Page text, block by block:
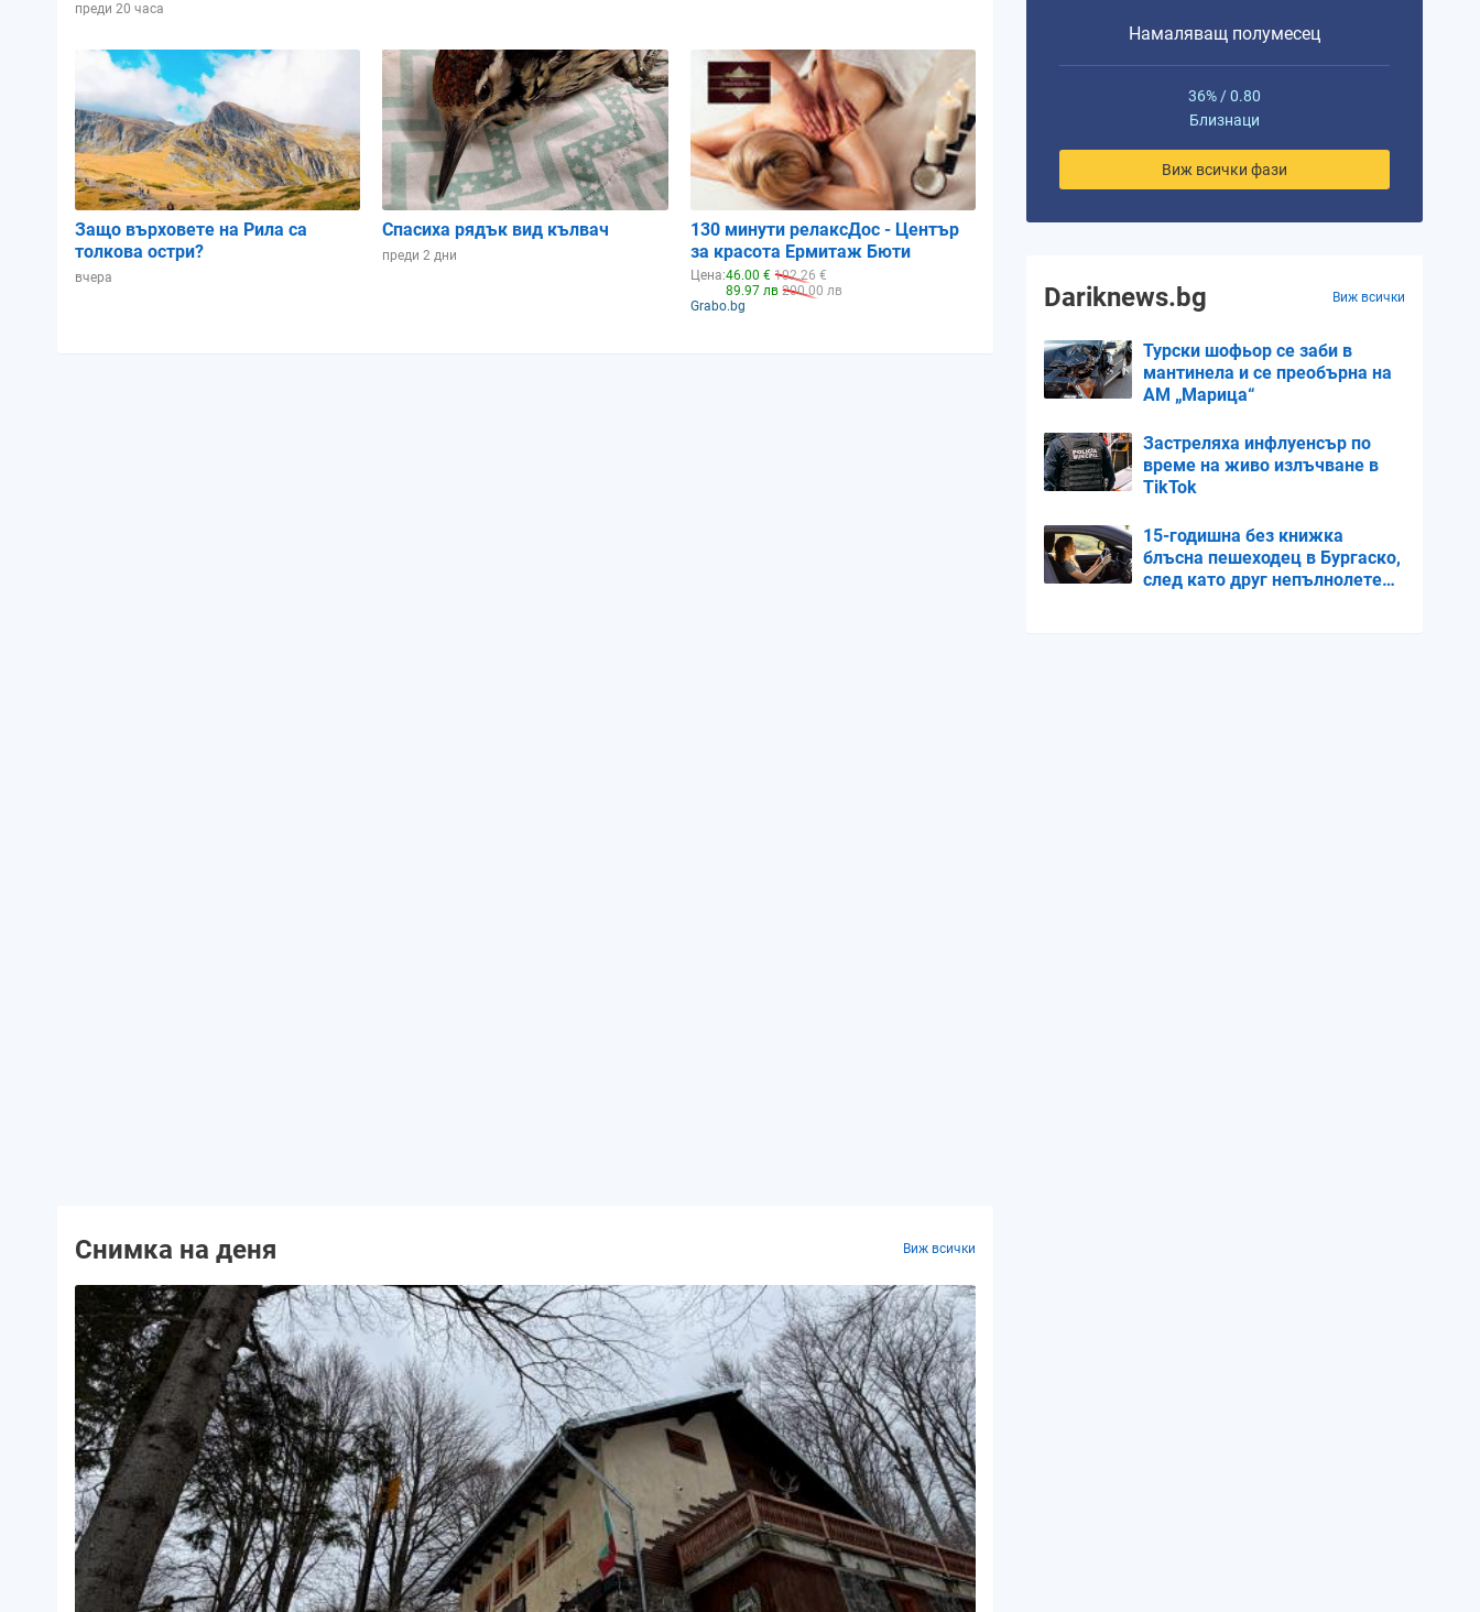
Позиция в лунен
цикъл:
0.83 0.87 0.91 0.95
Понеделник
преди 20 часа
Защо върховете на Рила са
толкова остри?
вчера
Спасиха рядък вид кълвач
преди 2 дни
130 минути релаксДос - Център
за красота Ермитаж Бюти
Цена:46.00 € 102.26 €
89.97 лв 200.00 лв
Grabo.bg
Снимка на деня Виж всички
Намаляващ полумесец
36% / 0.80
Близнаци
Виж всички фази
Dariknews.bg Виж всички
Турски шофьор се заби в
мантинела и се преобърна на
АМ „Марица“
Застреляха инфлуенсър по
време на живо излъчване в
TikTok
15-годишна без книжка
блъсна пешеходец в Бургаско,
след като друг непълнолетен